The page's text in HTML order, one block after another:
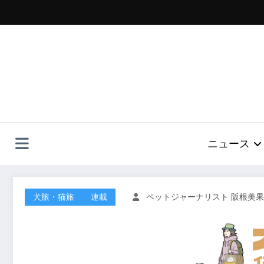
ッ
ニュース
犬旅・猫旅 連載 ペットジャーナリスト 阪根美果